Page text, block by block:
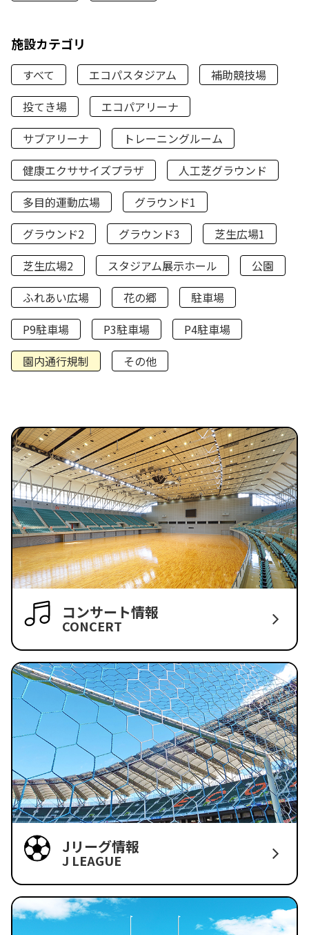
施設カテゴリ
すべて エコパスタジアム
補助競技場
投てき場
エコパアリーナ
サブアリーナ
トレーニングルーム
健康エクササイズプラザ
人工芝グラウンド
多目的運動広場
グラウンド1
グラウンド2
グラウンド3
芝生広場1
芝生広場2
スタジアム展示ホール
公園
ふれあい広場
花の郷
駐車場
P9駐車場
P3駐車場
P4駐車場
園内通行規制
その他
コンサート情報
CONCERT
Jリーグ情報
J LEAGUE